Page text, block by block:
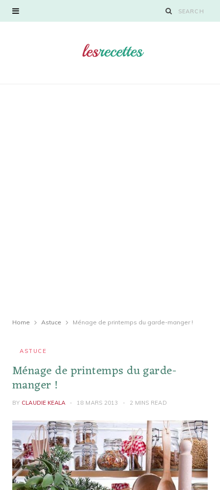
Home Astuce Ménage de printemps du garde-manger !
ASTUCE
Ménage de printemps du garde-
manger !
BY CLAUDIE KEALA 18 MARS 2013 2 MINS READ